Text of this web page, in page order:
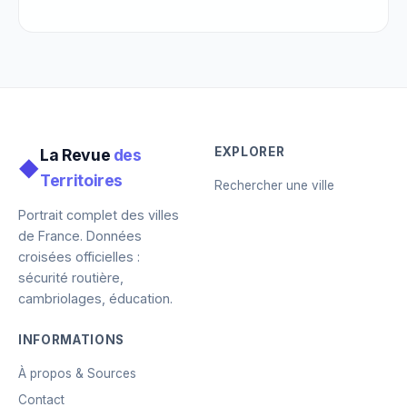
◆
La Revue des
Territoires
Portrait complet des villes
de France. Données
croisées officielles :
sécurité routière,
cambriolages, éducation.
EXPLORER
Rechercher une ville
INFORMATIONS
À propos & Sources
Contact